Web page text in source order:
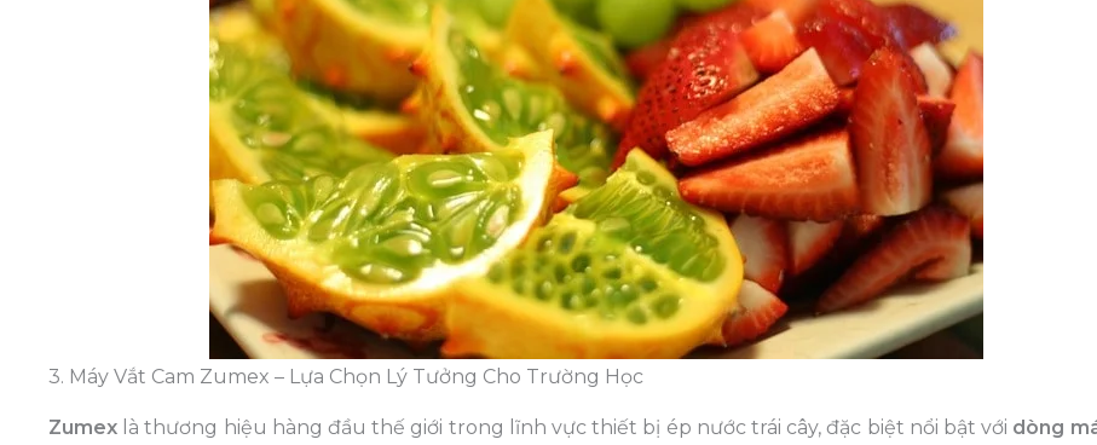
3. Máy Vắt Cam Zumex – Lựa Chọn Lý Tưởng Cho Trường Học
Zumex là thương hiệu hàng đầu thế giới trong lĩnh vực thiết bị ép nước trái cây, đặc biệt nổi bật với dòng